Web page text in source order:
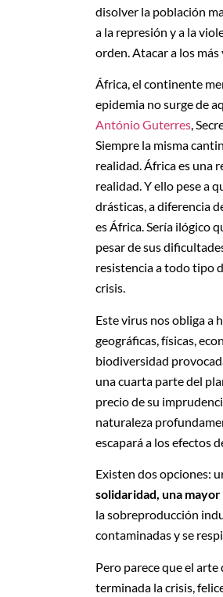
disolver la población
a la represión y a la
orden. Atacar a los
África, el continente
epidemia no surge de
António Guterres,
Siempre la misma
realidad. África es una
realidad. Y ello pese a
drásticas, a diferencia
es África. Sería ilógico
pesar de sus
resistencia a todo tipo
crisis.
Este virus nos obliga a
geográficas, físicas,
biodiversidad
una cuarta parte del
precio de su
naturaleza
escapará a los efectos
Existen dos opciones:
solidaridad, una
la sobreproducción
contaminadas y se
Pero parece que el
terminada la crisis,